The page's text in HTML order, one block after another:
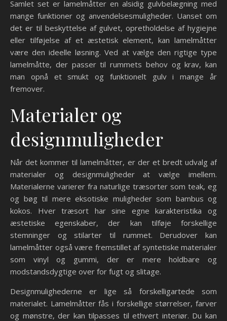
Samlet set er lamelmåtter en alsidig gulvbelægning med
mange funktioner og anvendelsesmuligheder. Uanset om
det er til beskyttelse af gulvet, opretholdelse af hygiejne
eller tilføjelse af et æstetisk element, kan lamelmåtter
være den ideelle løsning. Ved at vælge den rigtige type
lamelmåtte, der passer til rummets behov og krav, kan
man opnå et smukt og funktionelt gulv i mange år
fremover.
Materialer og
designmuligheder
Når det kommer til lamelmåtter, er der et bredt udvalg af
materialer og designmuligheder at vælge imellem.
Materialerne varierer fra naturlige træsorter som teak, eg
og bøg til mere eksotiske muligheder som bambus og
kokos. Hver træsort har sine egne karakteristika og
æstetiske egenskaber, der kan tilføje forskellige
stemninger og stilarter til rummet. Derudover kan
lamelmåtter også være fremstillet af syntetiske materialer
som vinyl og gummi, der er mere holdbare og
modstandsdygtige over for fugt og slitage.
Designmulighederne er lige så forskelligartede som
materialet. Lamelmåtter fås i forskellige størrelser, farver
og mønstre, der kan tilpasses til ethvert interiør. Du kan